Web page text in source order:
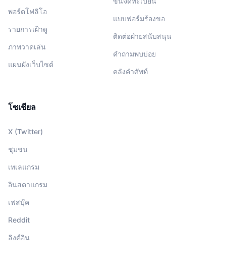
พอร์ตโฟลิโอ
รายการเฝ้าดู
ภาพวาดเล่น
แผนผังเว็บไซต์
แบบฟอร์มร้องขอ
ติดต่อฝ่ายสนับสนุน
คำถามพบบ่อย
คลังคำศัพท์
โซเชียล
X (Twitter)
ชุมชน
เทเลแกรม
อินสตาแกรม
เฟสบุ๊ค
Reddit
ลิงค์อิน